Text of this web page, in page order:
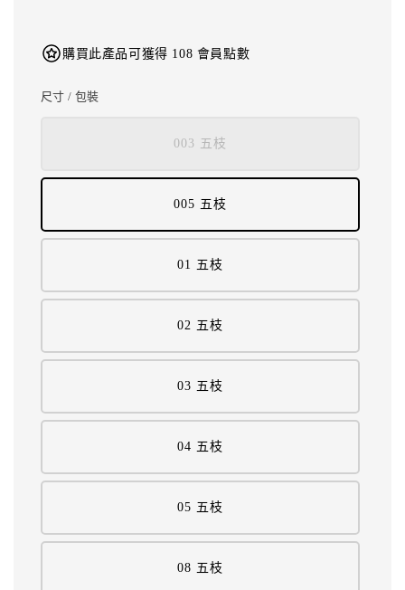
購買此產品可獲得 108 會員點數
尺寸 / 包裝
003 五枝
005 五枝
01 五枝
02 五枝
03 五枝
04 五枝
05 五枝
08 五枝